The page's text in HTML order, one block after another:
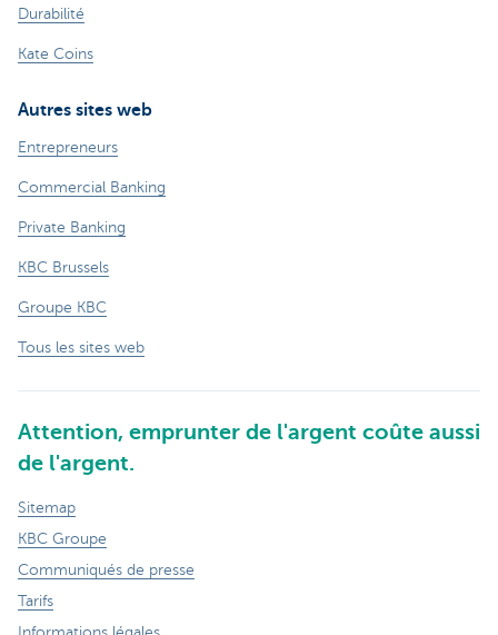
Durabilité
Kate Coins
Autres sites web
Entrepreneurs
Commercial Banking
Private Banking
KBC Brussels
Groupe KBC
Tous les sites web
Attention, emprunter de l'argent coûte aussi
de l'argent.
Sitemap
KBC Groupe
Communiqués de presse
Tarifs